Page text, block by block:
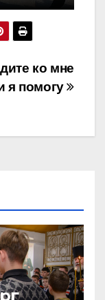
ко мне
я помогу